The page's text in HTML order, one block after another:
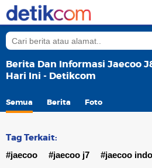
Berita Dan Informasi Jaecoo
Hari Ini - Detikcom
Semua Berita Foto
Tag Terkait:
#jaecoo #jaecoo j7 #jaecoo